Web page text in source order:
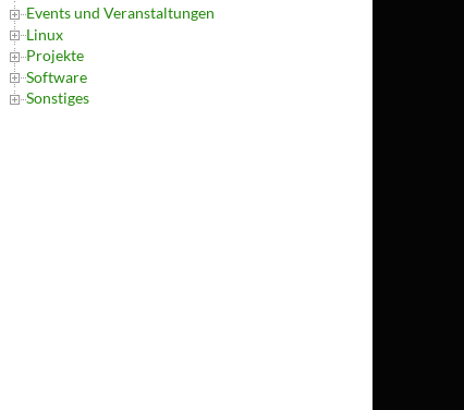
Events und Veranstaltungen
Linux
Projekte
Software
Sonstiges